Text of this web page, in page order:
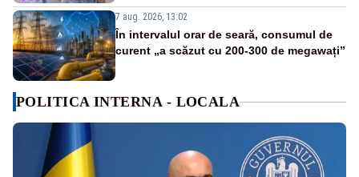
7 aug. 2026, 13:02
În intervalul orar de seară, consumul de
curent „a scăzut cu 200-300 de megawați”
POLITICA INTERNA - LOCALA